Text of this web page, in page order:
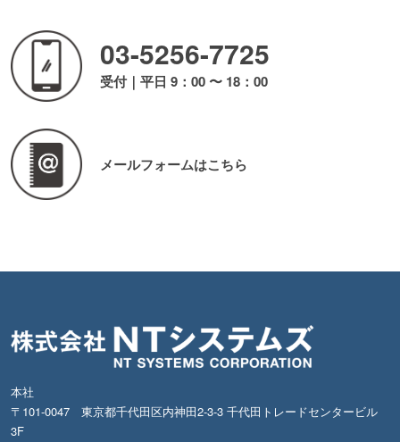
03-5256-7725
受付｜平日 9：00 〜 18：00
メールフォームはこちら
本社
〒101-0047 東京都千代田区内神田2-3-3 千代田トレードセンタービル
3F